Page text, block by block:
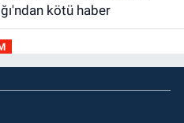
kötü haber
maçı oynayacak... İşte